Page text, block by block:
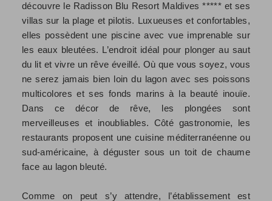
découvre le Radisson Blu Resort Maldives ***** et ses
villas sur la plage et pilotis. Luxueuses et confortables,
elles possèdent une piscine avec vue imprenable sur
les eaux bleutées. L’endroit idéal pour plonger au saut
du lit et vivre un rêve éveillé. Où que vous soyez, vous
ne serez jamais bien loin du lagon avec ses poissons
multicolores et ses fonds marins à la beauté inouïe.
Dans ce décor de rêve, les plongées sont
merveilleuses et inoubliables. Côté gastronomie, les
restaurants proposent une cuisine méditerranéenne ou
sud-américaine, à déguster sous un toit de chaume
face au lagon bleuté.
Comme on peut s’y attendre, l’établissement est